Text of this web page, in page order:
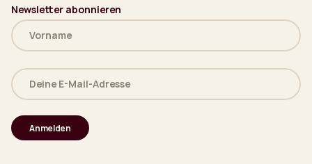
Newsletter abonnieren
Name
(erforderlich)
Deine
E-
Mail-
(erforderlich)